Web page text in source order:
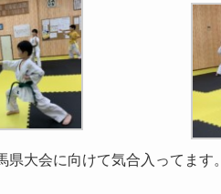
県大会に向けて気合入ってます